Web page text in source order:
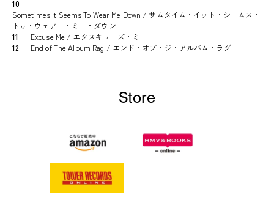
10
Sometimes It Seems To Wear Me Down / サムタイム・イット・シームス・
トゥ・ウェアー・ミー・ダウン
11
Excuse Me / エクスキューズ・ミー
12
End of The Album Rag / エンド・オブ・ジ・アルバム・ラグ
Store